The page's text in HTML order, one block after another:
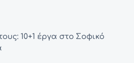
10+1 έργα στο Σοφικό